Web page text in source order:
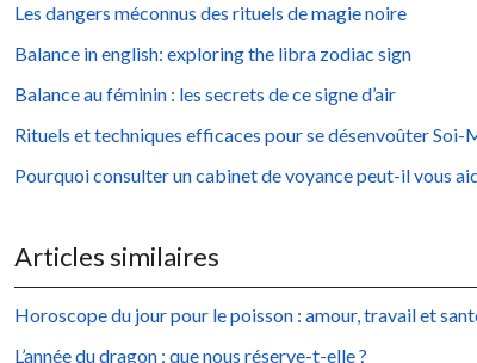
Les dangers méconnus des rituels de magie noire
Balance in english: exploring the libra zodiac sign
Balance au féminin : les secrets de ce signe d’air
Rituels et techniques efficaces pour se désenvoûter Soi-
Pourquoi consulter un cabinet de voyance peut-il vous
Articles similaires
Horoscope du jour pour le poisson : amour, travail et
L’année du dragon : que nous réserve-t-elle ?